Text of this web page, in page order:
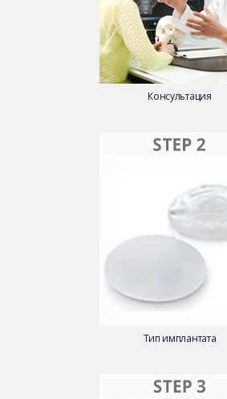
Консультация
Тип имплантата